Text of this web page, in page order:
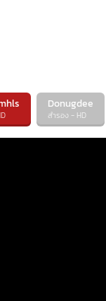
Donugdee
สำรอง - HD